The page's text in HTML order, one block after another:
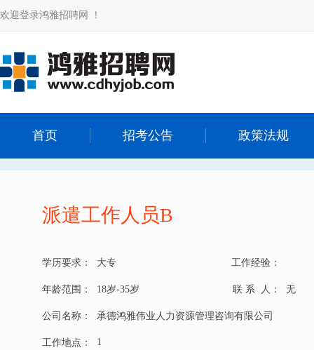
欢迎登录鸿雅招聘网 ！
首页 招考公告 政策法规
派遣工作人员B
学历要求： 大专 工作经验：
年龄范围： 18岁-35岁 联 系 人： 无
公司名称： 承德鸿雅伟业人力资源管理咨询有限公司
工作地点： 1